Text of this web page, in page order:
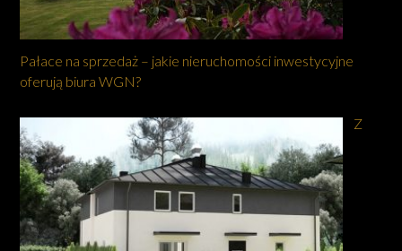
Pałace na sprzedaż – jakie nieruchomości inwestycyjne
oferują biura WGN?
Z